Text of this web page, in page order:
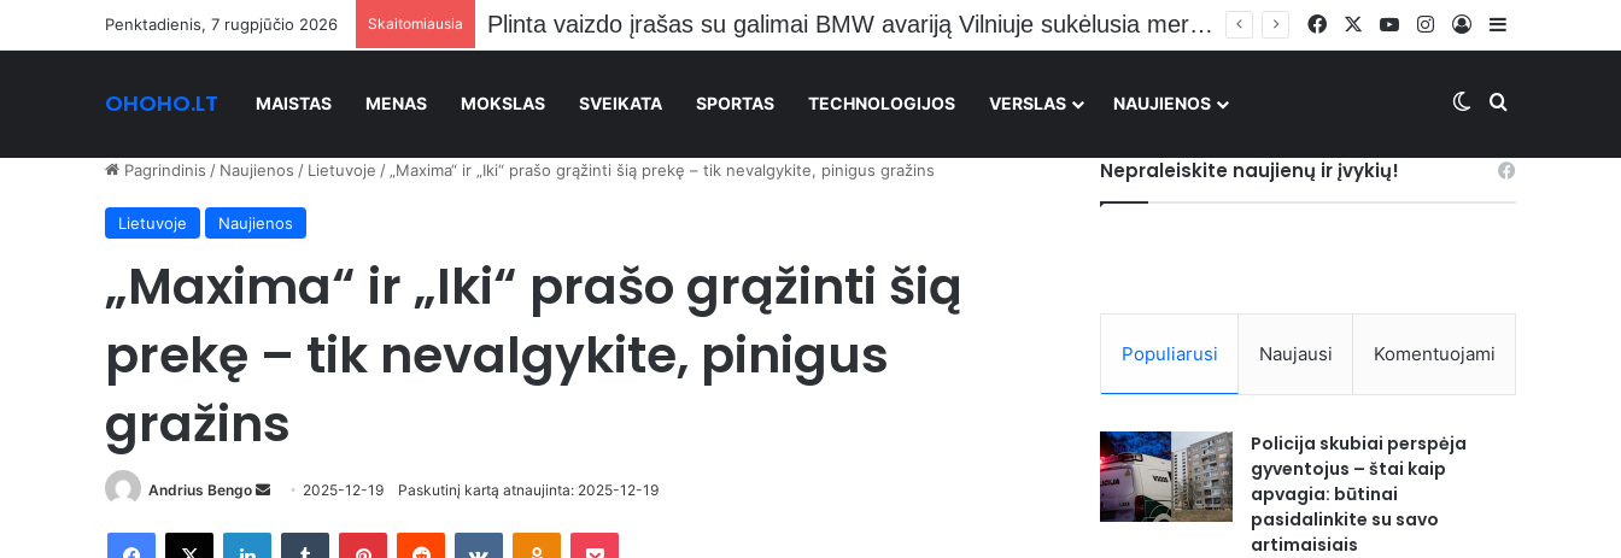
Penktadienis, 7 rugpjūčio 2026 Skaitomiausia Stano pranešė kraupią žinią Vilniečiams FacebookYouTubeInstagramPrisijungti
Sidebar
OHOHO.LT MAISTAS MENAS MOKSLAS SVEIKATA SPORTAS TECHNOLOGIJOS VERSLAS NAUJIENOS Switch skin
Ieškoti
Pagrindinis / Naujienos / Lietuvoje / „Maxima“ ir „Iki“ prašo grąžinti šią prekę – tik nevalgykite, pinigus gražins
Lietuvoje Naujienos
„Maxima“ ir „Iki“ prašo grąžinti šią
prekę – tik nevalgykite, pinigus
gražins
Andrius Bengo
Send
email
2025-12-19 Paskutinį kartą atnaujinta: 2025-12-19
Facebook
X LinkedInTumblr PinterestReddit VKontakteOdnoklassniki
Pocket
Nepraleiskite naujienų ir įvykių!
Populiarusi Naujausi Komentuojami
Policija skubiai perspėja
gyventojus – štai kaip
apvagia: būtinai
pasidalinkite su savo
artimaisiais